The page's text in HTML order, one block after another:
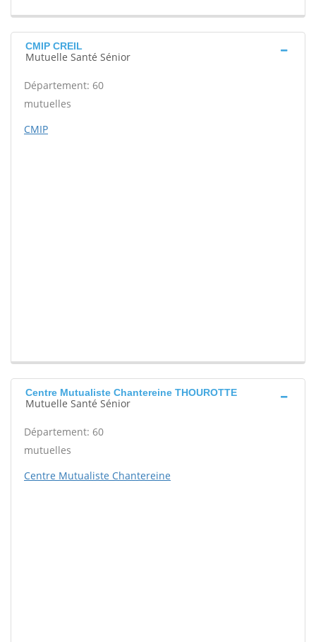
CMIP CREIL
Mutuelle Santé Sénior
Département: 60
mutuelles
CMIP
Centre Mutualiste Chantereine THOUROTTE
Mutuelle Santé Sénior
Département: 60
mutuelles
Centre Mutualiste Chantereine